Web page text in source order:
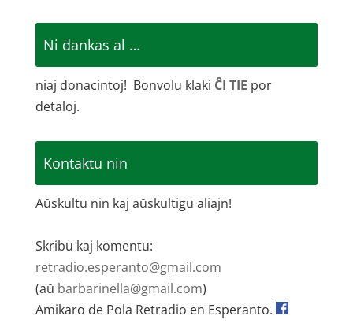
Ni dankas al …
niaj donacintoj! Bonvolu klaki ĈI TIE por
detaloj.
Kontaktu nin
Aŭskultu nin kaj aŭskultigu aliajn!
Skribu kaj komentu:
retradio.esperanto@gmail.com
(aŭ barbarinella@gmail.com)
Amikaro de Pola Retradio en Esperanto.